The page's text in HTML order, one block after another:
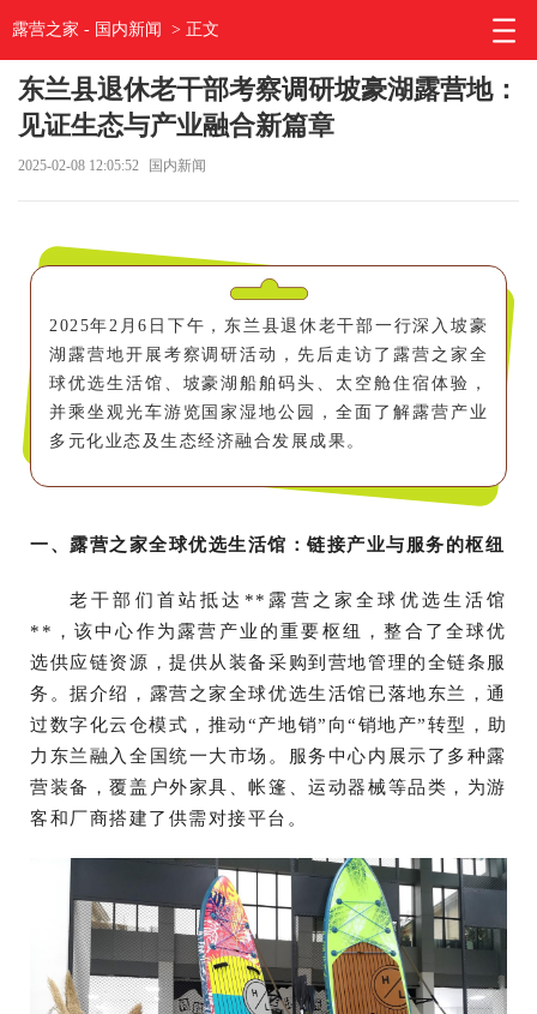
露营之家 - 国内新闻 > 正文
东兰县退休老干部考察调研坡豪湖露营地：
见证生态与产业融合新篇章
2025-02-08 12:05:52 国内新闻
2025年2月6日下午，东兰县退休老干部一行深入坡豪
湖露营地开展考察调研活动，先后走访了露营之家全
球优选生活馆、坡豪湖船舶码头、太空舱住宿体验，
并乘坐观光车游览国家湿地公园，全面了解露营产业
多元化业态及生态经济融合发展成果。
一、露营之家全球优选生活馆：链接产业与服务的枢纽
老干部们首站抵达**露营之家全球优选生活馆
**，该中心作为露营产业的重要枢纽，整合了全球优
选供应链资源，提供从装备采购到营地管理的全链条服
务。据介绍，露营之家全球优选生活馆已落地东兰，通
过数字化云仓模式，推动“产地销”向“销地产”转型，助
力东兰融入全国统一大市场。服务中心内展示了多种露
营装备，覆盖户外家具、帐篷、运动器械等品类，为游
客和厂商搭建了供需对接平台。